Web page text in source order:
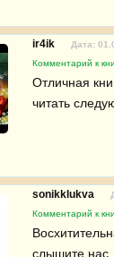
ir4ik
Дата:
Комментарий к
Отличная
читать
sonikklukva
Комментарий к
слышите